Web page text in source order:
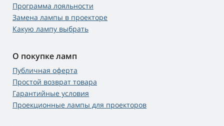
Программа лояльности
Замена лампы в проекторе
Какую лампу выбрать
О покупке ламп
Публичная оферта
Простой возврат товара
Гарантийные условия
Проекционные лампы для проекторов